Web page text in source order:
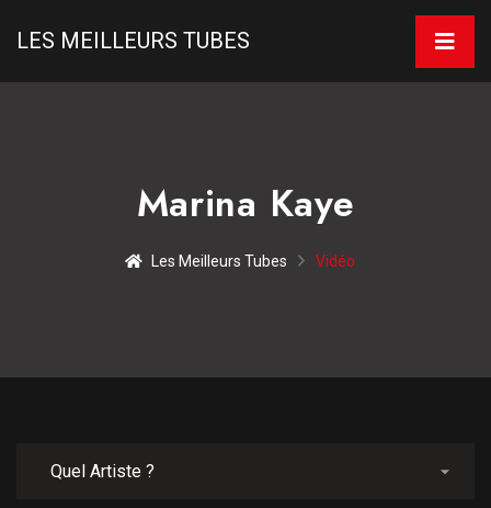
LES MEILLEURS TUBES
Marina Kaye
Les Meilleurs Tubes Vidéo